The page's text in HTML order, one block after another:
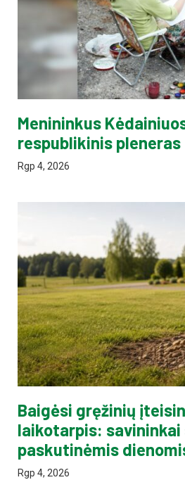
Menininkus
respublikinis pleneras
Rgp 4, 2026
Baigėsi gręžinių
laikotarpis:
paskutinėmis
Rgp 4, 2026